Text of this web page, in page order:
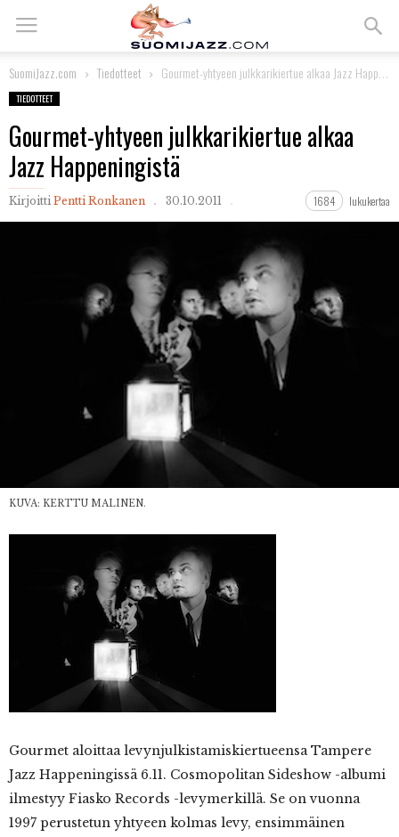
SuomiJazz.com Tiedotteet Gourmet-yhtyeen julkkarikiertue alkaa Jazz Happeningistä
TIEDOTTEET
Gourmet-yhtyeen julkkarikiertue alkaa
Jazz Happeningistä
Kirjoitti Pentti Ronkanen 30.10.2011 1684 lukukertaa
KUVA: KERTTU MALINEN.
Gourmet aloittaa levynjulkistamiskiertueensa Tampere
Jazz Happeningissä 6.11. Cosmopolitan Sideshow -albumi
ilmestyy Fiasko Records -levymerkillä. Se on vuonna
1997 perustetun yhtyeen kolmas levy, ensimmäinen